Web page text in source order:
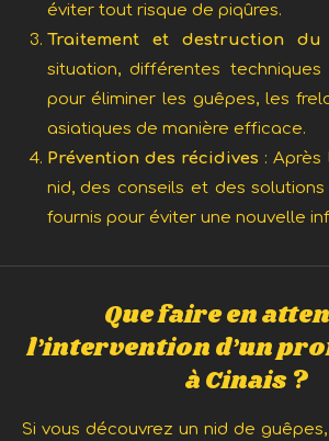
éviter tout risque de piqûres.
Traitement et destruction
situation, différentes
pour éliminer les guêpes, les
asiatiques de manière efficace.
Prévention des récidives :
nid, des conseils et des
fournis pour éviter une nouvelle
Que faire en
l’intervention d’un
à Cinais ?
Si vous découvrez un nid de